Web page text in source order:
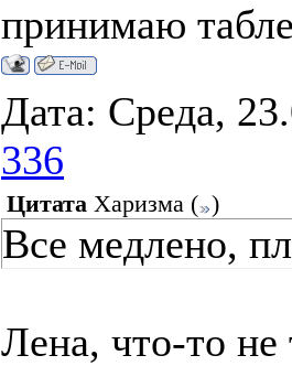
принимаю
Дата: Среда,
336
Цитата Харизма ( )
Все медлено,
Лена, что-то не